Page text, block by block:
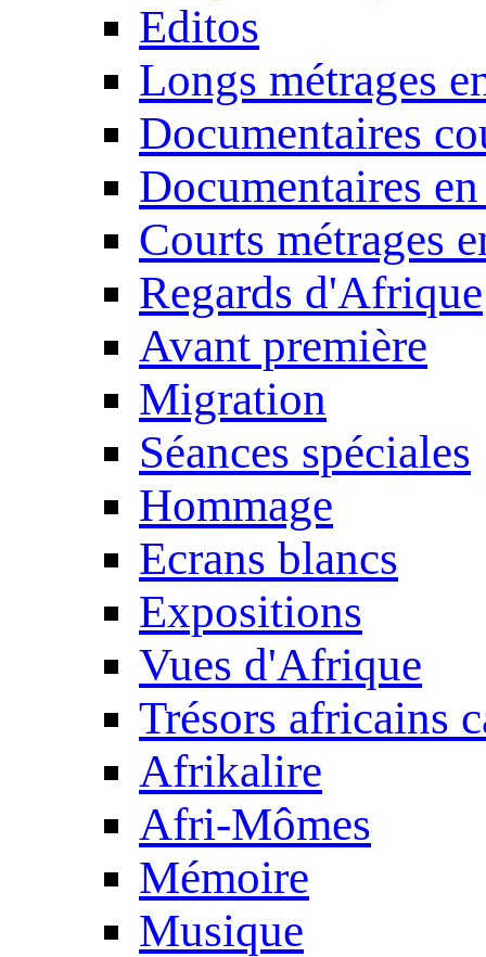
Editos
Longs métrages
Documentaires
Documentaires
Courts métrages
Regards d'Afrique
Avant première
Migration
Séances spéciales
Hommage
Ecrans blancs
Expositions
Vues d'Afrique
Trésors africains
Afrikalire
Afri-Mômes
Mémoire
Musique